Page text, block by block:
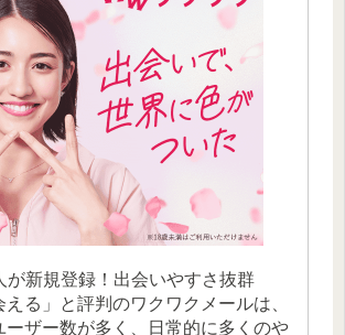
が新規登録！出会いやすさ抜群
える」と評判のワクワクメールは、
ーザー数が多く、日常的に多くのや